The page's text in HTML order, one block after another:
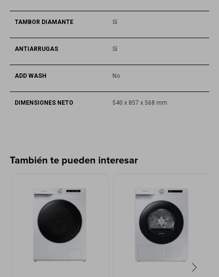
TAMBOR DIAMANTE Sí
ANTIARRUGAS Sí
ADD WASH No
DIMENSIONES NETO 540 x 857 x 568 mm
También te pueden interesar